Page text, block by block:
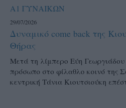
Α1 ΓΥΝΑΙΚΩΝ
29/07/2026
Δυναμικό come back της
Θήρας
Μετά τη λίμπερο Εύη
πρόσωπο στο φίλαθλο κοινό της
κεντρική Τάνια Κιουτσιούκη